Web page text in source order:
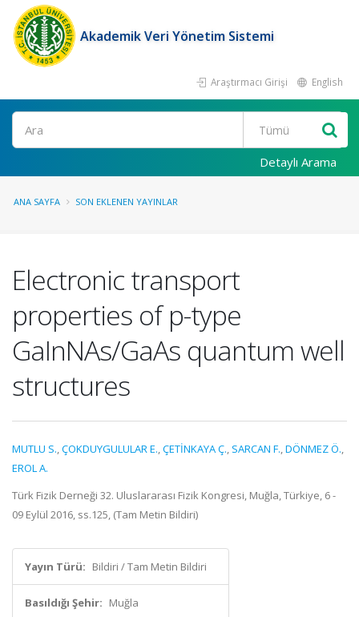
Akademik Veri Yönetim Sistemi
Araştırmacı Girişi English
Ara
Detaylı Arama
ANA SAYFA SON EKLENEN YAYINLAR
Electronic transport
properties of p-type
GaInNAs/GaAs quantum well
structures
MUTLU S.,ÇOKDUYGULULAR E.,ÇETİNKAYA Ç., SARCAN F.,DÖNMEZ Ö.,
EROL A.
Türk Fizik Derneği 32. Uluslararası Fizik Kongresi, Muğla, Türkiye, 6 -
09 Eylül 2016, ss.125, (Tam Metin Bildiri)
Yayın Türü: Bildiri / Tam Metin Bildiri
Basıldığı Şehir: Muğla